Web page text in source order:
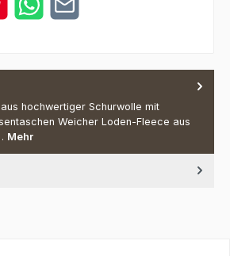
hochwertiger Schurwolle mit
Weicher Loden-Fleece aus
Mehr